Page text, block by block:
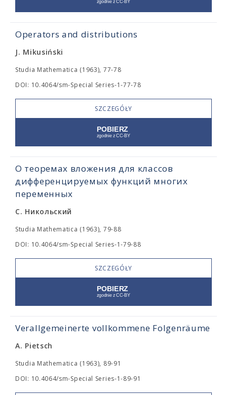
Operators and distributions
J. Mikusiński
Studia Mathematica (1963), 77-78
DOI: 10.4064/sm-Special Series-1-77-78
SZCZEGÓŁY
О теоремах вложения для классов
дифференцируемых функций многих
переменных
С. Никольский
Studia Mathematica (1963), 79-88
DOI: 10.4064/sm-Special Series-1-79-88
SZCZEGÓŁY
Verallgemeinerte vollkommene Folgenräume
A. Pietsch
Studia Mathematica (1963), 89-91
DOI: 10.4064/sm-Special Series-1-89-91